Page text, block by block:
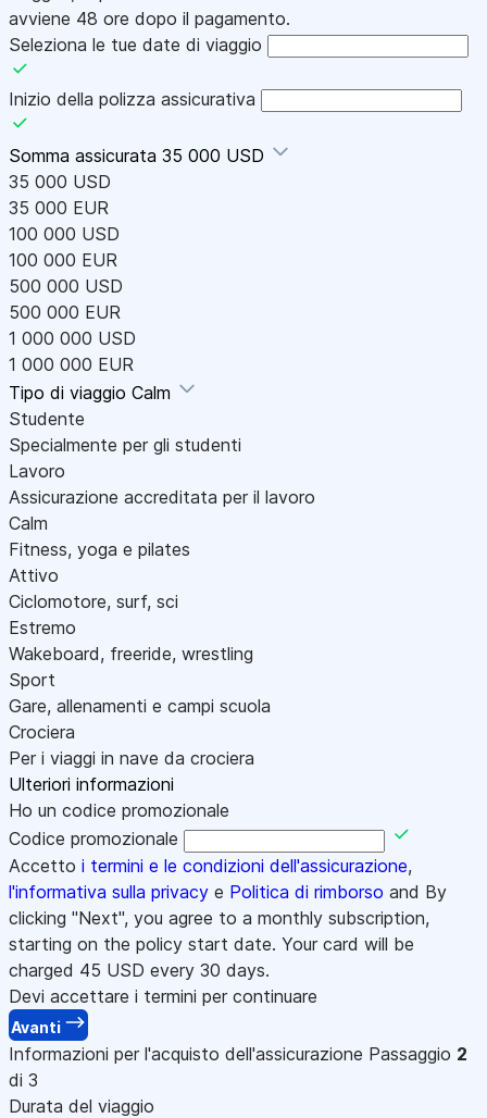
avviene 48 ore dopo il pagamento.
Seleziona le tue date di viaggio
Inizio della polizza assicurativa
Somma assicurata 35 000 USD
35 000 USD
35 000 EUR
100 000 USD
100 000 EUR
500 000 USD
500 000 EUR
1 000 000 USD
1 000 000 EUR
Tipo di viaggio Calm
Studente
Specialmente per gli studenti
Lavoro
Assicurazione accreditata per il lavoro
Calm
Fitness, yoga e pilates
Attivo
Ciclomotore, surf, sci
Estremo
Wakeboard, freeride, wrestling
Sport
Gare, allenamenti e campi scuola
Crociera
Per i viaggi in nave da crociera
Ulteriori informazioni
Ho un codice promozionale
Codice promozionale
Accetto i termini e le condizioni dell'assicurazione,
l'informativa sulla privacy e Politica di rimborso and By
clicking "Next", you agree to a monthly subscription,
starting on the policy start date. Your card will be
charged 45 USD every 30 days.
Devi accettare i termini per continuare
Avanti
Informazioni per l'acquisto dell'assicurazione Passaggio 2
di 3
Durata del viaggio